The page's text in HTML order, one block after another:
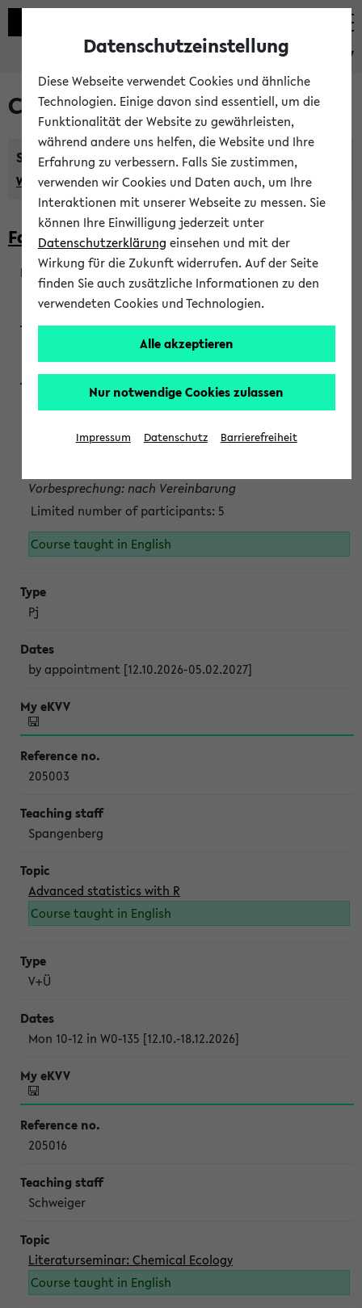
eKVV
Courses taught in English
Semester:
WiSe 2026/2027 SoSe 2026 Previous...
Faculty of Biology
200923
Wendisch, Peters-Wendisch, Stegelmann
Projektmodul "Bakterielle Biotechnologie"
Persönliche Anmeldung beim Veranstalter ist unbedingt
Vorbesprechung: nach Vereinbarung
Limited number of participants: 5
Course taught in English
Pj
by appointment [12.10.2026-05.02.2027]
205003
Spangenberg
Advanced statistics with R
Course taught in English
V+Ü
Mon 10-12 in W0-135 [12.10.-18.12.2026]
205016
Schweiger
Literaturseminar: Chemical Ecology
Course taught in English
Datenschutzeinstellung
Diese Webseite verwendet Cookies und ähnliche
Technologien. Einige davon sind essentiell, um die
Funktionalität der Website zu gewährleisten,
während andere uns helfen, die Website und Ihre
Erfahrung zu verbessern. Falls Sie zustimmen,
verwenden wir Cookies und Daten auch, um Ihre
Interaktionen mit unserer Webseite zu messen. Sie
können Ihre Einwilligung jederzeit unter
Datenschutzerklärung einsehen und mit der
Wirkung für die Zukunft widerrufen. Auf der Seite
finden Sie auch zusätzliche Informationen zu den
verwendeten Cookies und Technologien.
Alle akzeptieren
Nur notwendige Cookies zulassen
Impressum Datenschutz Barrierefreiheit